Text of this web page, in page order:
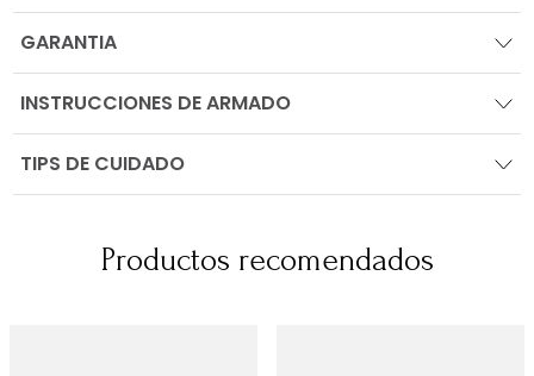
GARANTIA
INSTRUCCIONES DE ARMADO
TIPS DE CUIDADO
Productos recomendados